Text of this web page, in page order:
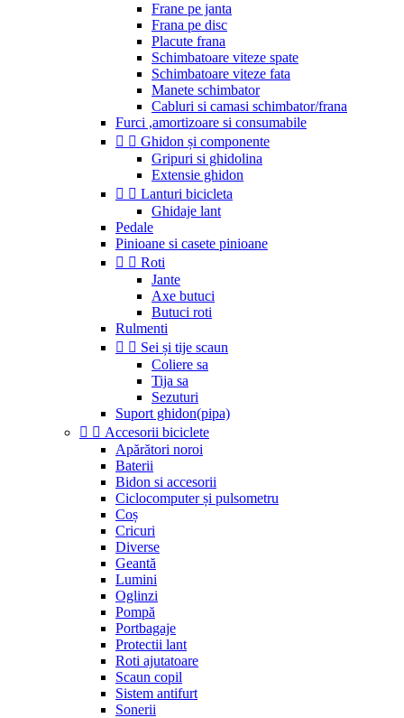
Frane pe janta
Frana pe disc
Placute frana
Schimbatoare viteze spate
Schimbatoare viteze fata
Manete schimbator
Cabluri si camasi schimbator/frana
Furci ,amortizoare si consumabile
  Ghidon și componente
Gripuri si ghidolina
Extensie ghidon
  Lanturi bicicleta
Ghidaje lant
Pedale
Pinioane si casete pinioane
  Roti
Jante
Axe butuci
Butuci roti
Rulmenti
  Sei și tije scaun
Coliere sa
Tija sa
Sezuturi
Suport ghidon(pipa)
  Accesorii biciclete
Apărători noroi
Baterii
Bidon si accesorii
Ciclocomputer și pulsometru
Coș
Cricuri
Diverse
Geantă
Lumini
Oglinzi
Pompă
Portbagaje
Protectii lant
Roti ajutatoare
Scaun copil
Sistem antifurt
Sonerii